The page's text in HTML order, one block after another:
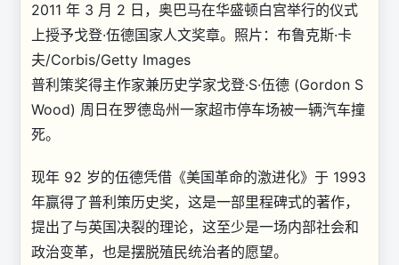
2011 年 3 月 2 日，奥巴马在华盛顿白宫举行的仪式
上授予戈登·伍德国家人文奖章。 照片：布鲁克斯·卡
夫/Corbis/Getty Images
普利策奖得主作家兼历史学家戈登·S·伍德 (Gordon S
Wood) 周日在罗德岛州一家超市停车场被一辆汽车撞
死。
现年 92 岁的伍德凭借《美国革命的激进化》于 1993
年赢得了普利策历史奖，这是一部里程碑式的著作，
提出了与英国决裂的理论，这至少是一场内部社会和
政治变革，也是摆脱殖民统治者的愿望。